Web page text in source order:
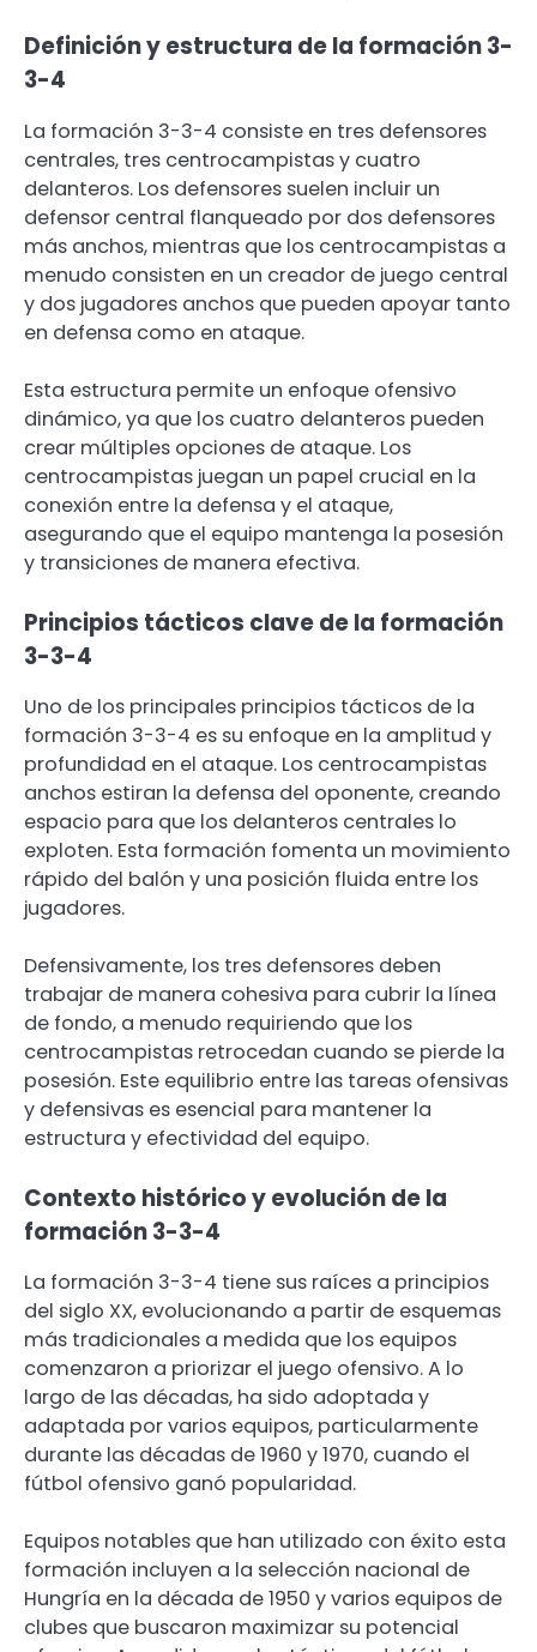
Definición y estructura de la formación 3-
3-4
La formación 3-3-4 consiste en tres defensores
centrales, tres centrocampistas y cuatro
delanteros. Los defensores suelen incluir un
defensor central flanqueado por dos defensores
más anchos, mientras que los centrocampistas a
menudo consisten en un creador de juego central
y dos jugadores anchos que pueden apoyar tanto
en defensa como en ataque.
Esta estructura permite un enfoque ofensivo
dinámico, ya que los cuatro delanteros pueden
crear múltiples opciones de ataque. Los
centrocampistas juegan un papel crucial en la
conexión entre la defensa y el ataque,
asegurando que el equipo mantenga la posesión
y transiciones de manera efectiva.
Principios tácticos clave de la formación
3-3-4
Uno de los principales principios tácticos de la
formación 3-3-4 es su enfoque en la amplitud y
profundidad en el ataque. Los centrocampistas
anchos estiran la defensa del oponente, creando
espacio para que los delanteros centrales lo
exploten. Esta formación fomenta un movimiento
rápido del balón y una posición fluida entre los
jugadores.
Defensivamente, los tres defensores deben
trabajar de manera cohesiva para cubrir la línea
de fondo, a menudo requiriendo que los
centrocampistas retrocedan cuando se pierde la
posesión. Este equilibrio entre las tareas ofensivas
y defensivas es esencial para mantener la
estructura y efectividad del equipo.
Contexto histórico y evolución de la
formación 3-3-4
La formación 3-3-4 tiene sus raíces a principios
del siglo XX, evolucionando a partir de esquemas
más tradicionales a medida que los equipos
comenzaron a priorizar el juego ofensivo. A lo
largo de las décadas, ha sido adoptada y
adaptada por varios equipos, particularmente
durante las décadas de 1960 y 1970, cuando el
fútbol ofensivo ganó popularidad.
Equipos notables que han utilizado con éxito esta
formación incluyen a la selección nacional de
Hungría en la década de 1950 y varios equipos de
clubes que buscaron maximizar su potencial